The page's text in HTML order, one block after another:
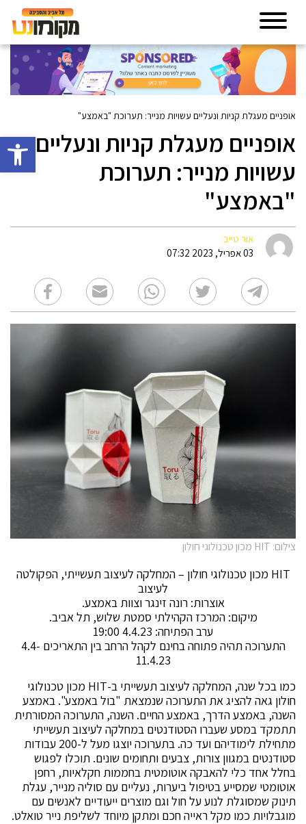
פתח
אופניים מעגלת קניות ונעליים עשויות מנייר: תערוכת "באמצע"
אופניים מעגלת קניות ונעליים
עשויות מנייר: תערוכת
"באמצע"
אור טייב
03 אפריל, 2023 07:32
צילום: HIT מכון טכנולוגי חולון
HIT מכון טכנולוגי חולון – המחלקה לעיצוב תעשייתי, הפקולטה
לעיצוב
אוצרות: רונה זינגר וצוות באמצע.
מיקום: המרכז הקהילתי סמטת שלוש, תל אביב.
ערב הפתיחה: 4.4.23 19:00
התערוכה תהיה פתוחה בחינם לקהל הרחב בין התאריכים 4.4-
11.4.23
כמו בכל שנה, המחלקה לעיצוב תעשייתי ב-HIT מכון טכנולוגי
חולון גאה להציג את התערוכה שנמצאת "בול באמצע". באמצע
השנה, באמצע הדרך, באמצע החיים. השנה, התערוכה המסורתית
תתמקד במסע שעברו הסטודנטים במחלקה לעיצוב תעשייתי
מתחילת לימודיהם ועד כה. בתערוכה יוצגו מעל ל-200 עבודות
סטודנטים במגוון צורות, צבעים ותחומים שונים. תוכלו לפגוש
בחלל אחד כלי להאבקה אוטומטית בחממות חקלאיות, רחפן
אוטומטי שמסייע בטיפול ביערות, נעליים עם סוליה מנייר, עגלת
תינוק שמסוגלת לנוע על חול וגם מוצרים ייעודיים לאנשים עם
מוגבלויות כמו מקל ראייה חכם ומתקן מיוחד לשליפת נייר טואלט.